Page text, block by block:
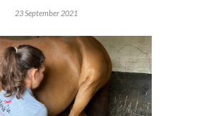
23 September 2021